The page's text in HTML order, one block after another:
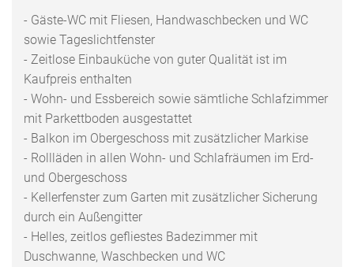
- Gäste-WC mit Fliesen, Handwaschbecken und WC
sowie Tageslichtfenster
- Zeitlose Einbauküche von guter Qualität ist im
Kaufpreis enthalten
- Wohn- und Essbereich sowie sämtliche Schlafzimmer
mit Parkettboden ausgestattet
- Balkon im Obergeschoss mit zusätzlicher Markise
- Rollläden in allen Wohn- und Schlafräumen im Erd-
und Obergeschoss
- Kellerfenster zum Garten mit zusätzlicher Sicherung
durch ein Außengitter
- Helles, zeitlos gefliestes Badezimmer mit
Duschwanne, Waschbecken und WC